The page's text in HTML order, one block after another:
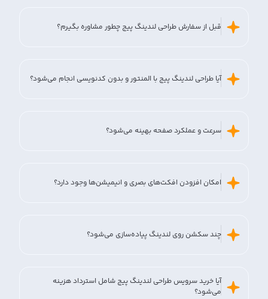
قبل از سفارش طراحی لندینگ پیج چطور مشاوره بگیرم؟
آیا طراحی لندینگ پیج با المنتور و بدون کدنویسی انجام می‌شود؟
سرعت و عملکرد صفحه بهینه می‌شود؟
امکان افزودن افکت‌های بصری و انیمیشن‌ها وجود دارد؟
چند سکشن روی لندینگ پیاده‌سازی می‌شود؟
آیا خرید سرویس طراحی لندینگ پیج شامل استرداد هزینه
می‌شود؟